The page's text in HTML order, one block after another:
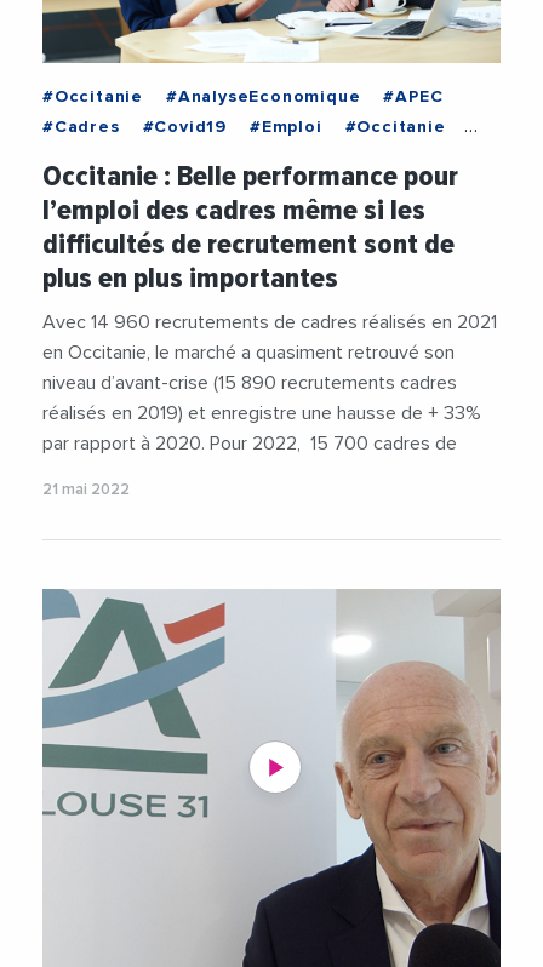
#Occitanie #AnalyseEconomique
#APEC
#Cadres
#Covid19 #Emploi
#Occitanie
Occitanie : Belle performance pour
l’emploi des cadres même si les
difficultés de recrutement sont de
plus en plus importantes
Avec 14 960 recrutements de cadres réalisés en 2021
en Occitanie, le marché a quasiment retrouvé son
niveau d’avant-crise (15 890 recrutements cadres
réalisés en 2019) et enregistre une hausse de + 33%
par rapport à 2020. Pour 2022, 15 700 cadres de
21 mai 2022